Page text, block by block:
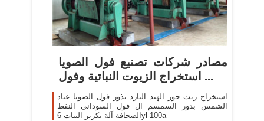
مصادر شركات تصنيع فول الصويا
استخراج الزيوت النباتية وفول ...
استخراج زيت جوز الهند البارد بذور فول الصويا عباد
الشمس بذور السمسم ال فول السوداني النفط
الصحافة آلة تكرير النبات 6yl-100a